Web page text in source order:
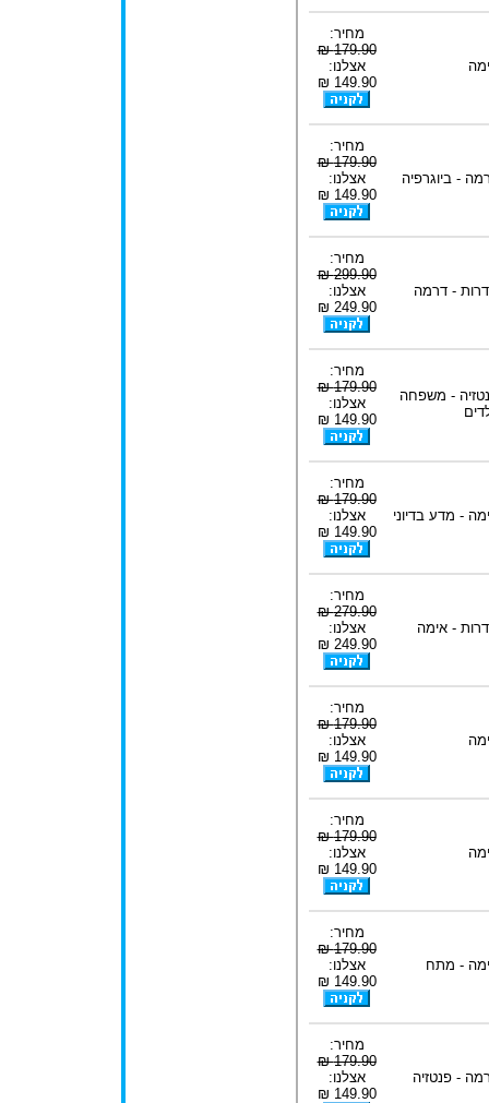
מחיר:
179.90 ₪
אצלנו:
149.90 ₪
- ביוגרפיה
מחיר:
179.90 ₪
אצלנו:
149.90 ₪
- דרמה
מחיר:
299.90 ₪
אצלנו:
249.90 ₪
- משפחה
מחיר:
179.90 ₪
אצלנו:
149.90 ₪
- מדע בדיוני
מחיר:
179.90 ₪
אצלנו:
149.90 ₪
- אימה
מחיר:
279.90 ₪
אצלנו:
249.90 ₪
מחיר:
179.90 ₪
אצלנו:
149.90 ₪
מחיר:
179.90 ₪
אצלנו:
149.90 ₪
- מתח
מחיר:
179.90 ₪
אצלנו:
149.90 ₪
- פנטזיה
מחיר:
179.90 ₪
אצלנו:
149.90 ₪